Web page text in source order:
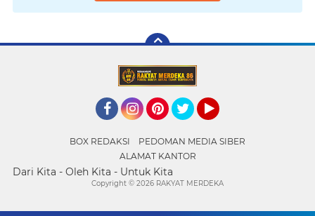
BOX REDAKSI
PEDOMAN MEDIA SIBER
ALAMAT KANTOR
Dari Kita - Oleh Kita - Untuk Kita
Copyright © 2026 RAKYAT MERDEKA